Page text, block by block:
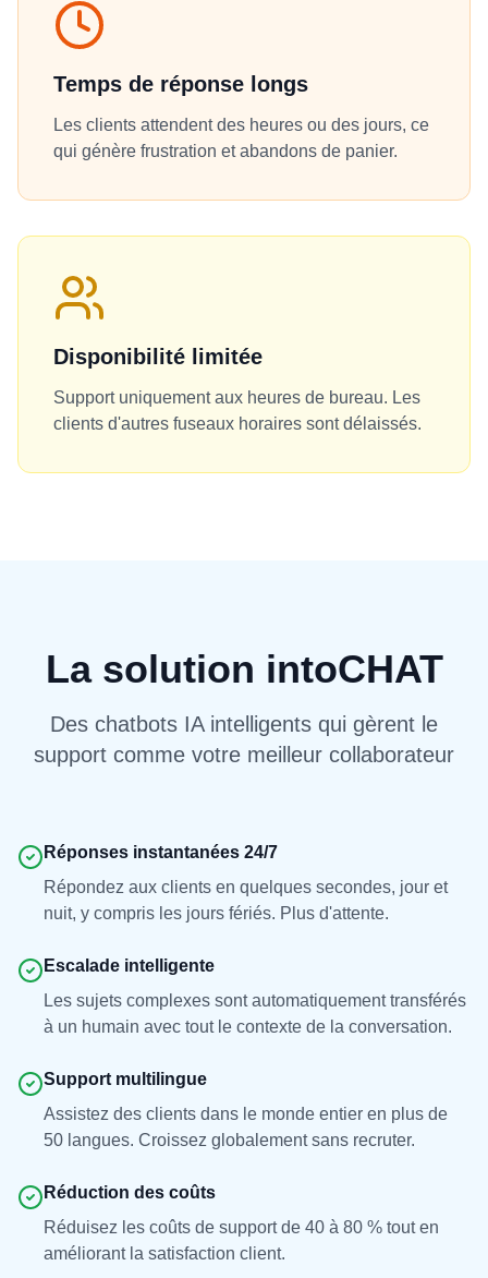
Temps de réponse longs
Les clients attendent des heures ou des jours, ce
qui génère frustration et abandons de panier.
Disponibilité limitée
Support uniquement aux heures de bureau. Les
clients d'autres fuseaux horaires sont délaissés.
La solution intoCHAT
Des chatbots IA intelligents qui gèrent le
support comme votre meilleur collaborateur
Réponses instantanées 24/7
Répondez aux clients en quelques secondes, jour et
nuit, y compris les jours fériés. Plus d'attente.
Escalade intelligente
Les sujets complexes sont automatiquement transférés
à un humain avec tout le contexte de la conversation.
Support multilingue
Assistez des clients dans le monde entier en plus de
50 langues. Croissez globalement sans recruter.
Réduction des coûts
Réduisez les coûts de support de 40 à 80 % tout en
améliorant la satisfaction client.